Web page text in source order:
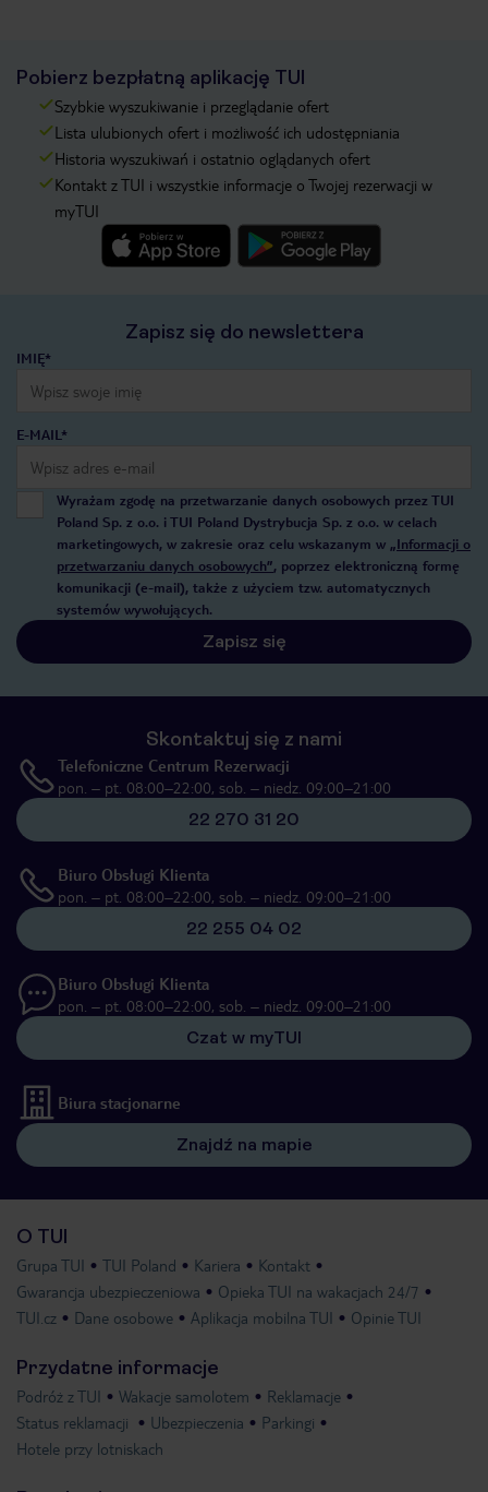
Pobierz bezpłatną aplikację TUI
Szybkie wyszukiwanie i przeglądanie ofert
Lista ulubionych ofert i możliwość ich udostępniania
Historia wyszukiwań i ostatnio oglądanych ofert
Kontakt z TUI i wszystkie informacje o Twojej rezerwacji w
myTUI
Zapisz się do newslettera
IMIĘ*
E-MAIL*
Wyrażam zgodę na przetwarzanie danych osobowych przez TUI
Poland Sp. z o.o. i TUI Poland Dystrybucja Sp. z o.o. w celach
marketingowych, w zakresie oraz celu wskazanym w „Informacji o
przetwarzaniu danych osobowych”, poprzez elektroniczną formę
komunikacji (e-mail), także z użyciem tzw. automatycznych
systemów wywołujących.
Zapisz się
Skontaktuj się z nami
Telefoniczne Centrum Rezerwacji
pon. – pt. 08:00–22:00, sob. – niedz. 09:00–21:00
22 270 31 20
Biuro Obsługi Klienta
pon. – pt. 08:00–22:00, sob. – niedz. 09:00–21:00
22 255 04 02
Biuro Obsługi Klienta
pon. – pt. 08:00–22:00, sob. – niedz. 09:00–21:00
Czat w myTUI
Biura stacjonarne
Znajdź na mapie
O TUI
Grupa TUI TUI Poland Kariera
Kontakt
Gwarancja ubezpieczeniowa
Opieka TUI na wakacjach 24/7
TUI.cz
Dane osobowe Aplikacja mobilna TUI Opinie TUI
Przydatne informacje
Podróż z TUI Wakacje samolotem
Reklamacje
Status reklamacji
Ubezpieczenia
Parkingi
Hotele przy lotniskach